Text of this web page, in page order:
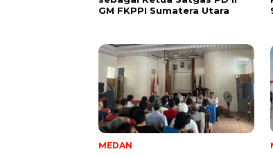
GM FKPPI Sumatera Utara
MEDAN